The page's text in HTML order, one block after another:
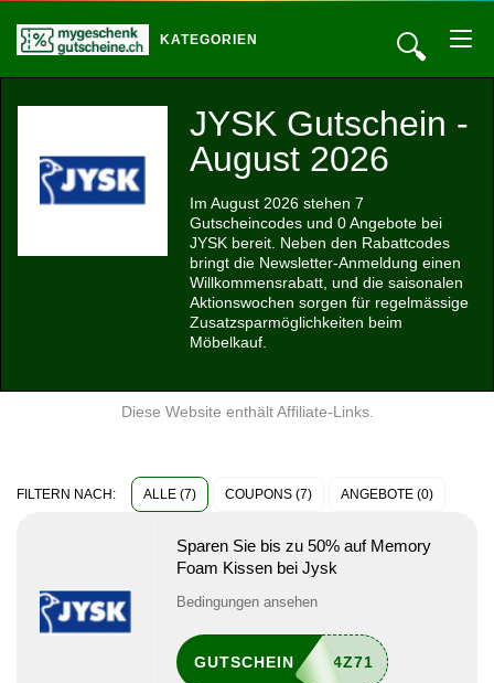
🔍
KATEGORIEN
JYSK Gutschein -
August 2026
Im August 2026 stehen 7
Gutscheincodes und 0 Angebote bei
JYSK bereit. Neben den Rabattcodes
bringt die Newsletter-Anmeldung einen
Willkommensrabatt, und die saisonalen
Aktionswochen sorgen für regelmässige
Zusatzsparmöglichkeiten beim
Möbelkauf.
Diese Website enthält Affiliate-Links.
FILTERN NACH: ALLE (7) COUPONS (7) ANGEBOTE (0)
Sparen Sie bis zu 50% auf Memory
Foam Kissen bei Jysk
Bedingungen ansehen
GUTSCHEIN